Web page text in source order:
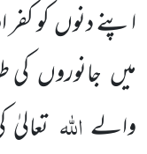
اپنے دنوں کو کفر
میں جانوروں کی
والے اللہ